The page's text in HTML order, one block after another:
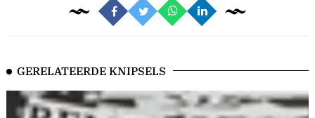
GERELATEERDE KNIPSELS